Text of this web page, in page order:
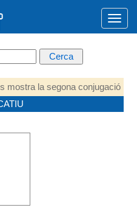
mostra la segona conjugació